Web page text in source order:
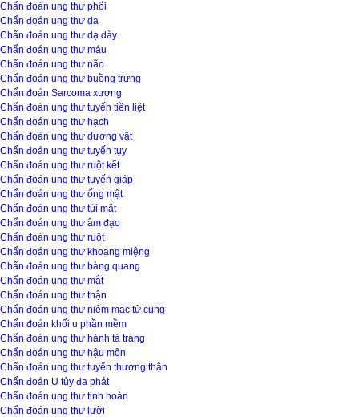
Chẩn đoán ung thư phổi
Chẩn đoán ung thư da
Chẩn đoán ung thư dạ dày
Chẩn đoán ung thư máu
Chẩn đoán ung thư não
Chẩn đoán ung thư buồng trứng
Chẩn đoán Sarcoma xương
Chẩn đoán ung thư tuyến tiền liệt
Chẩn đoán ung thư hạch
Chẩn đoán ung thư dương vật
Chẩn đoán ung thư tuyến tụy
Chẩn đoán ung thư ruột kết
Chẩn đoán ung thư tuyến giáp
Chẩn đoán ung thư ống mật
Chẩn đoán ung thư túi mật
Chẩn đoán ung thư âm đạo
Chẩn đoán ung thư ruột
Chẩn đoán ung thư khoang miệng
Chẩn đoán ung thư bàng quang
Chẩn đoán ung thư mắt
Chẩn đoán ung thư thận
Chẩn đoán ung thư niêm mạc tử cung
Chẩn đoán khối u phần mềm
Chẩn đoán ung thư hành tá tràng
Chẩn đoán ung thư hậu môn
Chẩn đoán ung thư tuyến thượng thận
Chẩn đoán U tủy đa phát
Chẩn đoán ung thư tinh hoàn
Chẩn đoán ung thư lưỡi